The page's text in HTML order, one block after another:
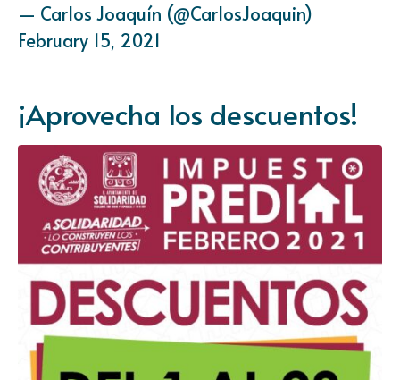
— Carlos Joaquín (@CarlosJoaquin)
February 15, 2021
¡Aprovecha los descuentos!